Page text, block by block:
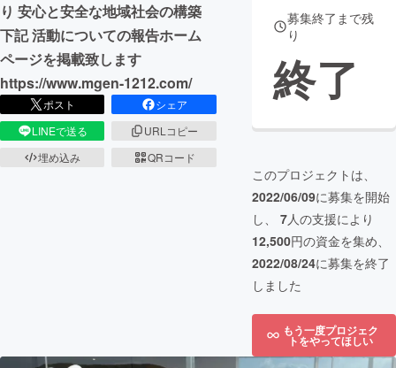
り 安心と安全な地域社会の構築
下記 活動についての報告ホーム
ページを掲載致します
https://www.mgen-1212.com/
ポスト
シェア
LINEで送る
URLコピー
埋め込み
QRコード
募集終了まで残
り
終了
このプロジェクトは、
2022/06/09に募集を開始
し、 7人の支援により
12,500円の資金を集め、
2022/08/24に募集を終了
しました
もう一度プロジェク
トをやってほしい